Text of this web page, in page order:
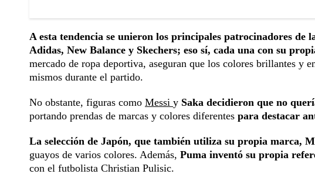
A esta tendencia se unieron los principales patrocinadores de
Adidas, New Balance y Skechers; eso sí, cada una con su
mercado de ropa deportiva, aseguran que los colores brillantes y
mismos durante el partido.
No obstante, figuras como Messi y Saka decidieron que no
portando prendas de marcas y colores diferentes para destacar
La selección de Japón, que también utiliza su propia marca,
guayos de varios colores. Además, Puma inventó su propia
con el futbolista Christian Pulisic.